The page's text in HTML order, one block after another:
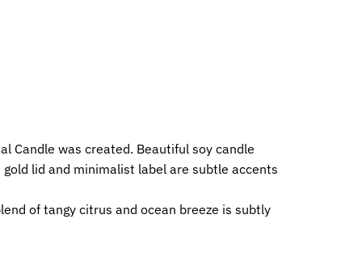
Candle was created. Beautiful soy candle
lid and minimalist label are subtle accents
of tangy citrus and ocean breeze is subtly